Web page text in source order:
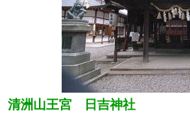
清洲山王宮 日吉神社